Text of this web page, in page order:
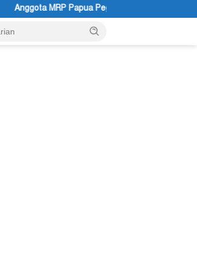
dan Forum Warga Papua Adukan Gubernur